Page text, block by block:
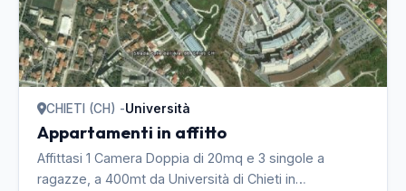
CHIETI (CH) -Università
Appartamenti in affitto
Affittasi 1 Camera Doppia di 20mq e 3 singole a
ragazze, a 400mt da Università di Chieti in